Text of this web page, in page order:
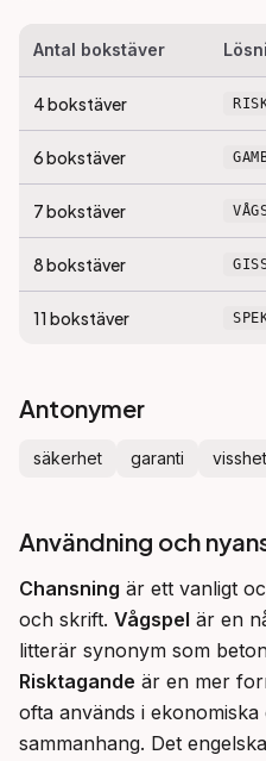
Antal bokstäver
4bokstäver
6bokstäver
7bokstäver
8bokstäver
11 bokstäver
Antonymer
säkerhet garanti visshet
Användning och
Chansning är ett vanligt
och skrift. Vågspel är en
Risktagande är en mer
ofta används i
sammanhang. Det